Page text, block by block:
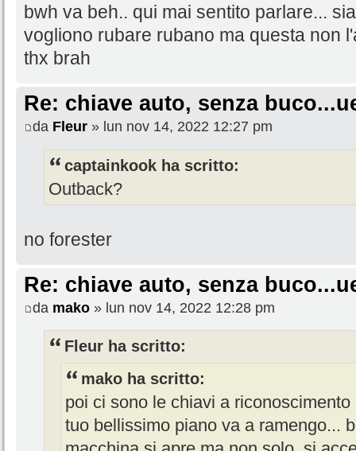
bwh va beh.. qui mai sentito parlare...
vogliono rubare rubano ma questa non
thx brah
Re: chiave auto, senza
da Fleur » lun nov 14, 2022 12:27 pm
captainkook ha scritto:
Outback?
no forester
Re: chiave auto, senza
da mako » lun nov 14, 2022 12:28 pm
Fleur ha scritto:
mako ha scritto:
poi ci sono le chiavi a
tuo bellissimo piano va a ramengo...